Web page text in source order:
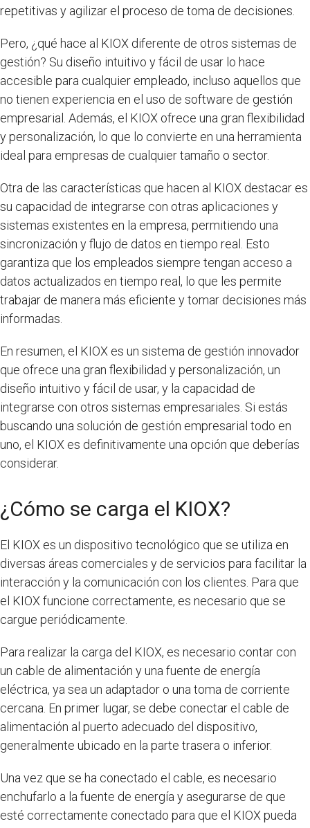
repetitivas y agilizar el proceso de toma de decisiones.
Pero, ¿qué hace al KIOX diferente de otros sistemas de
gestión? Su diseño intuitivo y fácil de usar lo hace
accesible para cualquier empleado, incluso aquellos que
no tienen experiencia en el uso de software de gestión
empresarial. Además, el KIOX ofrece una gran flexibilidad
y personalización, lo que lo convierte en una herramienta
ideal para empresas de cualquier tamaño o sector.
Otra de las características que hacen al KIOX destacar es
su capacidad de integrarse con otras aplicaciones y
sistemas existentes en la empresa, permitiendo una
sincronización y flujo de datos en tiempo real. Esto
garantiza que los empleados siempre tengan acceso a
datos actualizados en tiempo real, lo que les permite
trabajar de manera más eficiente y tomar decisiones más
informadas.
En resumen, el KIOX es un sistema de gestión innovador
que ofrece una gran flexibilidad y personalización, un
diseño intuitivo y fácil de usar, y la capacidad de
integrarse con otros sistemas empresariales. Si estás
buscando una solución de gestión empresarial todo en
uno, el KIOX es definitivamente una opción que deberías
considerar.
¿Cómo se carga el KIOX?
El KIOX es un dispositivo tecnológico que se utiliza en
diversas áreas comerciales y de servicios para facilitar la
interacción y la comunicación con los clientes. Para que
el KIOX funcione correctamente, es necesario que se
cargue periódicamente.
Para realizar la carga del KIOX, es necesario contar con
un cable de alimentación y una fuente de energía
eléctrica, ya sea un adaptador o una toma de corriente
cercana. En primer lugar, se debe conectar el cable de
alimentación al puerto adecuado del dispositivo,
generalmente ubicado en la parte trasera o inferior.
Una vez que se ha conectado el cable, es necesario
enchufarlo a la fuente de energía y asegurarse de que
esté correctamente conectado para que el KIOX pueda